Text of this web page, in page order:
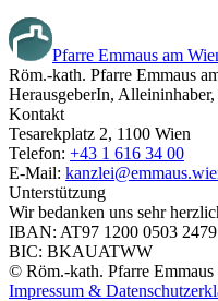
Pfarre Emmaus am
Röm.-kath. Pfarre Emmaus
HerausgeberIn,
Kontakt
Tesarekplatz 2, 1100 Wien
Telefon: +43 1 616 34 00
E-Mail:
Unterstützung
Wir bedanken uns sehr
IBAN: AT97 1200 0503 2479
BIC: BKAUATWW
© Röm.-kath. Pfarre Emmaus
Impressum &